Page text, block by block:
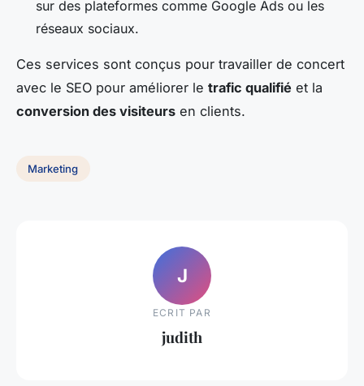
sur des plateformes comme Google Ads ou les
réseaux sociaux.
Ces services sont conçus pour travailler de concert
avec le SEO pour améliorer le trafic qualifié et la
conversion des visiteurs en clients.
Marketing
J
ECRIT PAR
judith